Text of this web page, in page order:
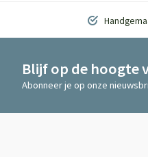
Blijf op de hoogte
Abonneer je op onze